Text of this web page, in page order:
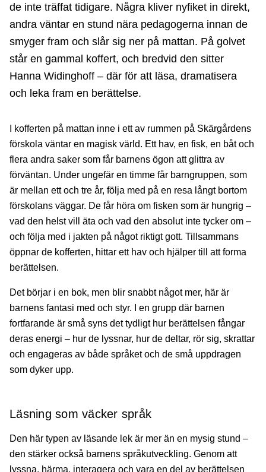
de inte träffat tidigare. Några kliver nyfiket in direkt,
andra väntar en stund nära pedagogerna innan de
smyger fram och slår sig ner på mattan. På golvet
står en gammal koffert, och bredvid den sitter
Hanna Widinghoff – där för att läsa, dramatisera
och leka fram en berättelse.
I kofferten på mattan inne i ett av rummen på Skärgårdens
förskola väntar en magisk värld. Ett hav, en fisk, en båt och
flera andra saker som får barnens ögon att glittra av
förväntan. Under ungefär en timme får barngruppen, som
är mellan ett och tre år, följa med på en resa långt bortom
förskolans väggar. De får höra om fisken som är hungrig –
vad den helst vill äta och vad den absolut inte tycker om –
och följa med i jakten på något riktigt gott. Tillsammans
öppnar de kofferten, hittar ett hav och hjälper till att forma
berättelsen.
Det börjar i en bok, men blir snabbt något mer, här är
barnens fantasi med och styr. I en grupp där barnen
fortfarande är små syns det tydligt hur berättelsen fångar
deras energi – hur de lyssnar, hur de deltar, rör sig, skrattar
och engageras av både språket och de små uppdragen
som dyker upp.
Läsning som väcker språk
Den här typen av läsande lek är mer än en mysig stund –
den stärker också barnens språkutveckling. Genom att
lyssna, härma, interagera och vara en del av berättelsen